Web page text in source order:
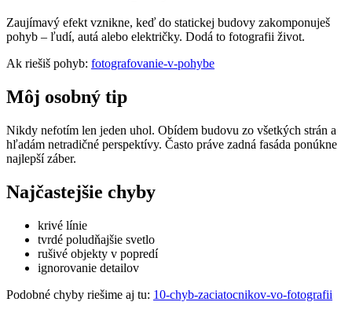
Zaujímavý efekt vznikne, keď do statickej budovy zakomponuješ
pohyb – ľudí, autá alebo električky. Dodá to fotografii život.
Ak riešiš pohyb: fotografovanie-v-pohybe
Môj osobný tip
Nikdy nefotím len jeden uhol. Obídem budovu zo všetkých strán a
hľadám netradičné perspektívy. Často práve zadná fasáda ponúkne
najlepší záber.
Najčastejšie chyby
krivé línie
tvrdé poludňajšie svetlo
rušivé objekty v popredí
ignorovanie detailov
Podobné chyby riešime aj tu: 10-chyb-zaciatocnikov-vo-fotografii